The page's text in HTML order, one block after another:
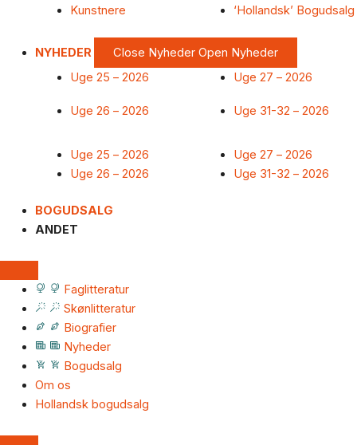
Kunstnere
‘Hollandsk’ Bogudsalg
NYHEDER Close Nyheder Open Nyheder
Uge 25 – 2026
Uge 26 – 2026
Uge 27 – 2026
Uge 31-32 – 2026
Uge 25 – 2026
Uge 26 – 2026
Uge 27 – 2026
Uge 31-32 – 2026
BOGUDSALG
ANDET
Faglitteratur
Skønlitteratur
Biografier
Nyheder
Bogudsalg
Om os
Hollandsk bogudsalg